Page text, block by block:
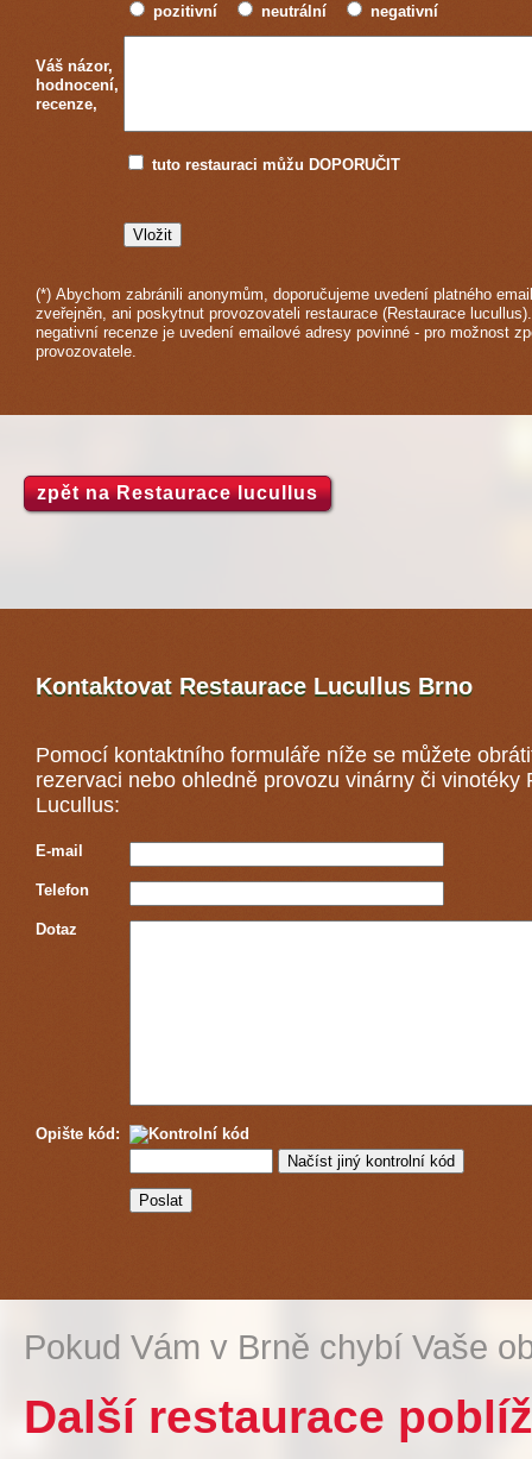
pozitivní neutrální negativní
Váš názor,
hodnocení,
recenze,
tuto restauraci můžu DOPORUČIT
(*) Abychom zabránili anonymům, doporučujeme uvedení platného
zveřejněn, ani poskytnut provozovateli restaurace (Restaurace
negativní recenze je uvedení emailové adresy povinné - pro možnost
provozovatele.
zpět na Restaurace lucullus
Kontaktovat Restaurace Lucullus Brno
Pomocí kontaktního formuláře níže se můžete
rezervaci nebo ohledně provozu vinárny či vinotéky
Lucullus:
E-mail
Telefon
Dotaz
Opište kód:
Pokud Vám v Brně chybí Vaše
Další restaurace